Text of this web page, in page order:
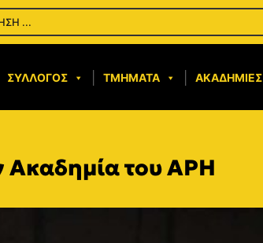
ΣΎΛΛΟΓΟΣ ΤΜΉΜΑΤΑ ΑΚΑΔΗΜΊΕΣ
Ακαδημία του ΑΡΗ